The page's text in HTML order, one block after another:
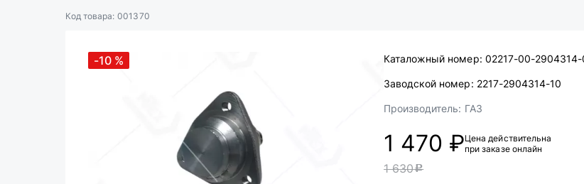
Код товара: 001370
-10 % Каталожный номер: 02217-00-2904314-
Заводской номер: 2217-2904314-10
Производитель: ГАЗ
1 470 ₽Цена действительна
при заказе онлайн
1 630c